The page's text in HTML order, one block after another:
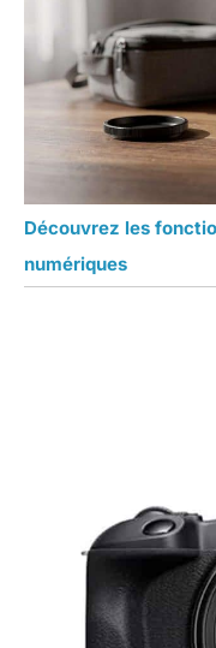
Découvrez les
numériques